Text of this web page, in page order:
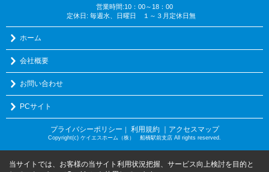
営業時間:10：00～18：00
定休日: 毎週水、日曜日 １～３月定休日無
ホーム
会社概要
お問い合わせ
PCサイト
プライバシーポリシー ｜ 利用規約 ｜アクセスマップ
Copyright(c) ケイエスホーム（株） 船橋駅前支店 All rights reserved.
当サイトでは、お客様の当サイト利用状況把握、サービス向上検討を目的と